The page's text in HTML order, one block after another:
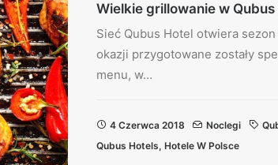
Wielkie grillowanie w Qubus
Sieć Qubus Hotel otwiera
okazji przygotowane zostały
menu, w…
4 Czerwca 2018 Noclegi
Qubus Hotels, Hotele W Polsce